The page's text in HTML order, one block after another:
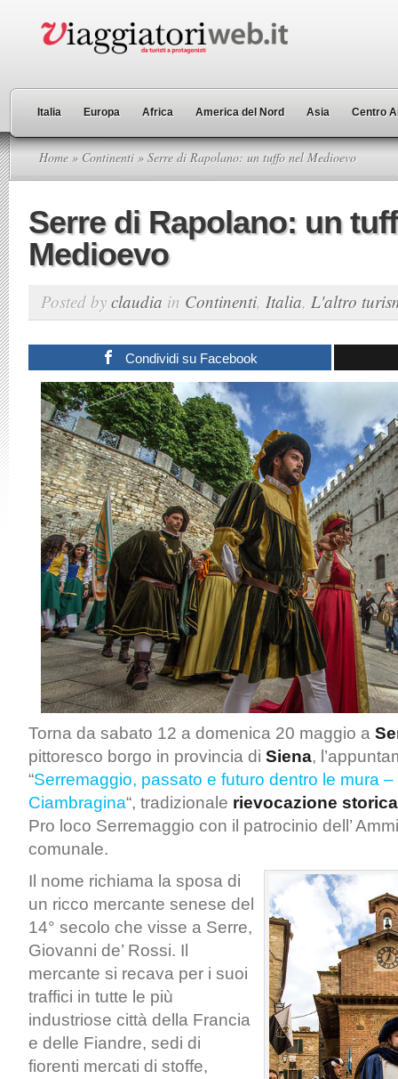
Italia Europa Africa America del Nord Asia Centro
Home » Continenti» Serre di Rapolano: un tuffo nel Medioevo
Serre di Rapolano: un
Medioevo
Posted by claudia in Continenti, Italia, L'altro
Condividi su Facebook
Torna da sabato 12 a domenica 20 maggio a
pittoresco borgo in provincia di Siena,
“Serremaggio, passato e futuro dentro le mura
Ciambragina“, tradizionale rievocazione storica
Pro loco Serremaggio con il patrocinio dell’
comunale.
Il nome richiama la sposa di
un ricco mercante senese del
14° secolo che visse a Serre,
Giovanni de’ Rossi. Il
mercante si recava per i suoi
traffici in tutte le più
industriose città della Francia
e delle Fiandre, sedi di
fiorenti mercati di stoffe,